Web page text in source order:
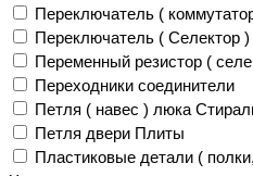
Переключатель (
Переключатель ( Селектор
Переменный резистор (
Переходники соединители
Петля ( навес ) люка
Петля двери Плиты
Пластиковые детали (